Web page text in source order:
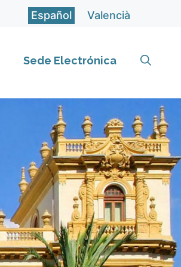
Español Valencià
Sede Electrónica